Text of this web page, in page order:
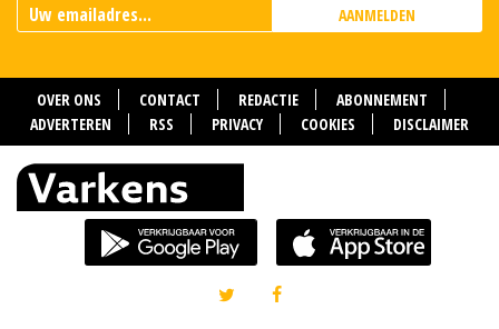
AANMELDEN
OVER ONS CONTACT REDACTIE
ABONNEMENT
ADVERTEREN
RSS PRIVACY COOKIES DISCLAIMER